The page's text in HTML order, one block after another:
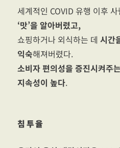
세계적인 COVID 유행 이후
‘맛’을 알아버렸고,
쇼핑하거나 외식하는 데시간
익숙해져버렸다.
소비자 편의성을 증진시켜주
지속성이 높다.
침투율